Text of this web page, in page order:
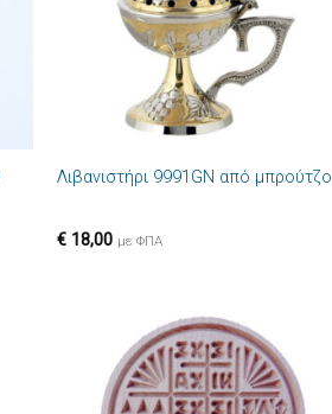
Λιβανιστήρι 9991GN από μπρούτζο
€18,00 με ΦΠΑ
Πρόσθήκη
στην λίστα
επιθυμιών